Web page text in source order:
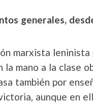
generales,
marxista
la mano a la clase
también por
aunque en